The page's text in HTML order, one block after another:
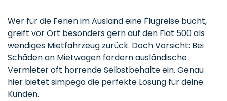
Wer für die Ferien im Ausland eine Flugreise bucht,
greift vor Ort besonders gern auf den Fiat 500 als
wendiges Mietfahrzeug zurück. Doch Vorsicht: Bei
Schäden an Mietwagen fordern ausländische
Vermieter oft horrende Selbstbehalte ein. Genau
hier bietet simpego die perfekte Lösung für deine
Kunden.